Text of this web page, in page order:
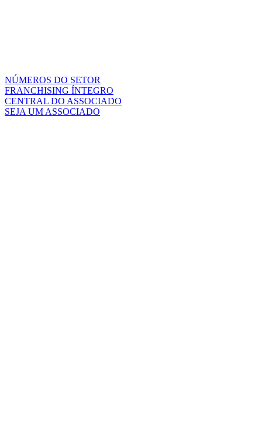
NÚMEROS DO SETOR
FRANCHISING ÍNTEGRO
CENTRAL DO ASSOCIADO
SEJA UM ASSOCIADO